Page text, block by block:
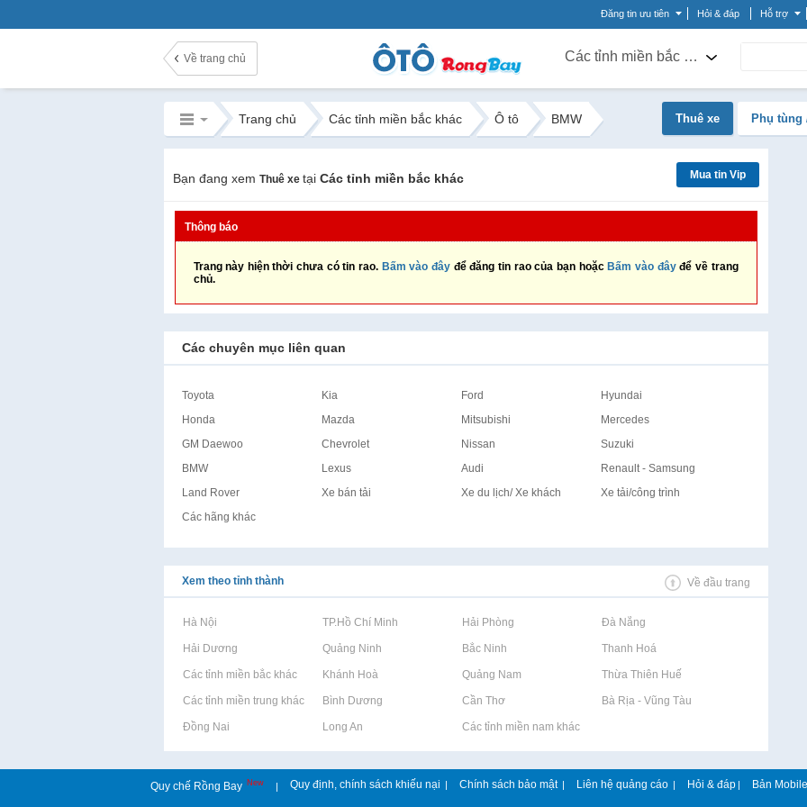
Đăng tin ưu tiên Hỏi & đáp Hỗ trợ
Về trang chủ Các tỉnh miền bắc khác
Trang chủ Các tỉnh miền bắc khác Ô tô BMW Thuê xe Phụ
Bạn đang xem Thuê xe tại Các tỉnh miền bắc khác Mua tin Vip
Thông báo
Trang này hiện thời chưa có tin rao. Bấm vào đây để đăng tin rao của bạn hoặc Bấm vào đâyđể về trang
chủ.
Các chuyên mục liên quan
Toyota Kia Ford
Hyundai
Honda
Mazda Mitsubishi
Mercedes
GM Daewoo
Chevrolet Nissan
Suzuki
BMW
Lexus Audi
Renault - Samsung
Land Rover
Xe bán tải Xe du lịch/ Xe khách
Xe tải/công trình
Các hãng khác
Xem theo tỉnh thành Về đầu trang
Rao vặt tại Hà Nội Rao vặt tại TP.Hồ Chí Minh Rao vặt tại Hải Phòng Rao vặt tại Đà Nẵng
Rao vặt tại Hải Dương Rao vặt tại Quảng Ninh Rao vặt tại Bắc Ninh Rao vặt tại Thanh Hoá
Rao vặt tại Các tỉnh miền bắc khácRao vặt tại Khánh Hoà Rao vặt tại Quảng Nam Rao vặt tại Thừa Thiên Huế
Rao vặt tại Các tỉnh miền trung khácRao vặt tại Bình Dương Rao vặt tại Cần Thơ Rao vặt tại Bà Rịa - Vũng Tàu
Rao vặt tại Đồng Nai Rao vặt tại Long An Rao vặt tại Các tỉnh miền nam khác
Quy chế Rồng Bay New | Quy định, chính sách khiếu nại | Chính sách bảo mật | Liên hệ quảng cáo | Hỏi & đáp | Bản Mobile